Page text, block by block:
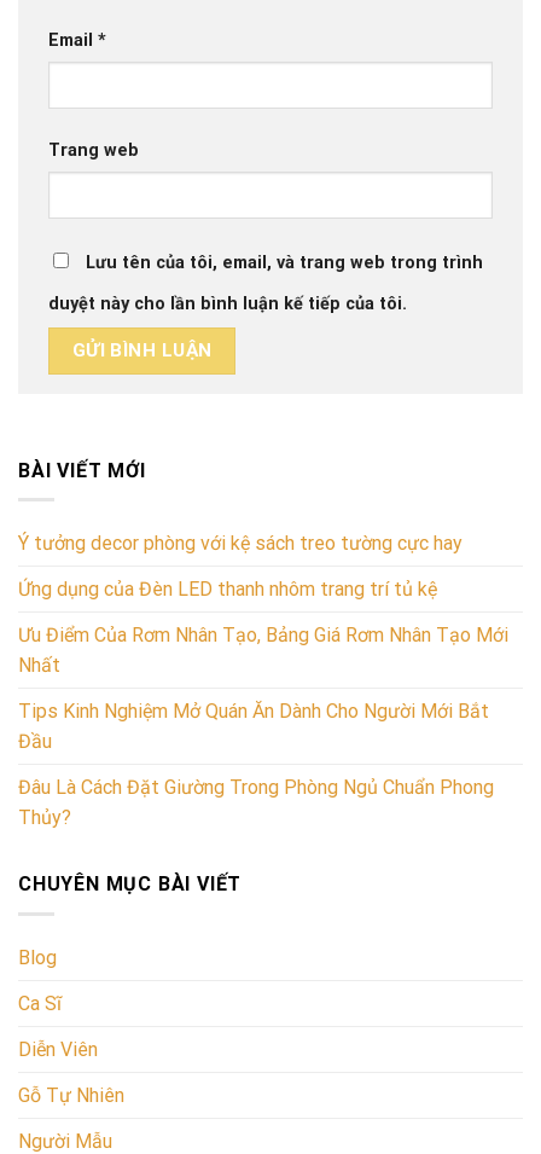
Email *
Trang web
Lưu tên của tôi, email, và trang web trong trình
duyệt này cho lần bình luận kế tiếp của tôi.
BÀI VIẾT MỚI
Ý tưởng decor phòng với kệ sách treo tường cực hay
Ứng dụng của Đèn LED thanh nhôm trang trí tủ kệ
Ưu Điểm Của Rơm Nhân Tạo, Bảng Giá Rơm Nhân Tạo Mới
Nhất
Tips Kinh Nghiệm Mở Quán Ăn Dành Cho Người Mới Bắt
Đầu
Đâu Là Cách Đặt Giường Trong Phòng Ngủ Chuẩn Phong
Thủy?
CHUYÊN MỤC BÀI VIẾT
Blog
Ca Sĩ
Diễn Viên
Gỗ Tự Nhiên
Người Mẫu